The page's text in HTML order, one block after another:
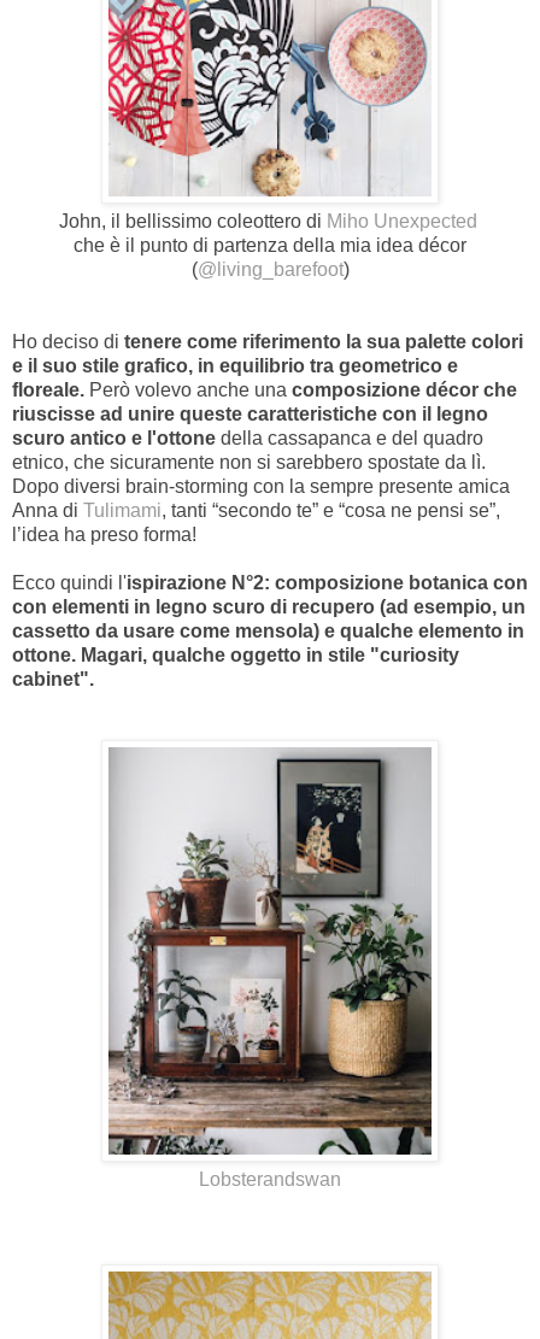
John, il bellissimo coleottero di Miho Unexpected
che è il punto di partenza della mia idea décor
(@living_barefoot)
Ho deciso di tenere come riferimento la sua palette colori
e il suo stile grafico, in equilibrio tra geometrico e
floreale. Però volevo anche una composizione décor che
riuscisse ad unire queste caratteristiche con il legno
scuro antico e l'ottone della cassapanca e del quadro
etnico, che sicuramente non si sarebbero spostate da lì.
Dopo diversi brain-storming con la sempre presente amica
Anna di Tulimami, tanti “secondo te” e “cosa ne pensi se”,
l’idea ha preso forma!
Ecco quindi l'ispirazione N°2: composizione botanica con
con elementi in legno scuro di recupero (ad esempio, un
cassetto da usare come mensola) e qualche elemento in
ottone. Magari, qualche oggetto in stile "curiosity
cabinet".
Lobsterandswan